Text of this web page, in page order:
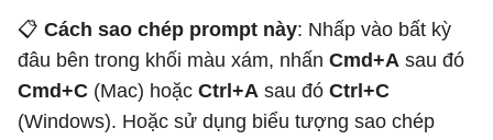
📋 Cách sao chép prompt này: Nhấp vào bất kỳ
đâu bên trong khối màu xám, nhấn Cmd+A sau đó
Cmd+C (Mac) hoặc Ctrl+A sau đó Ctrl+C
(Windows). Hoặc sử dụng biểu tượng sao chép